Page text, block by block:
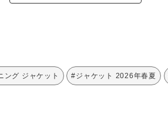
ング ジャケット #ジャケット 2026年春夏